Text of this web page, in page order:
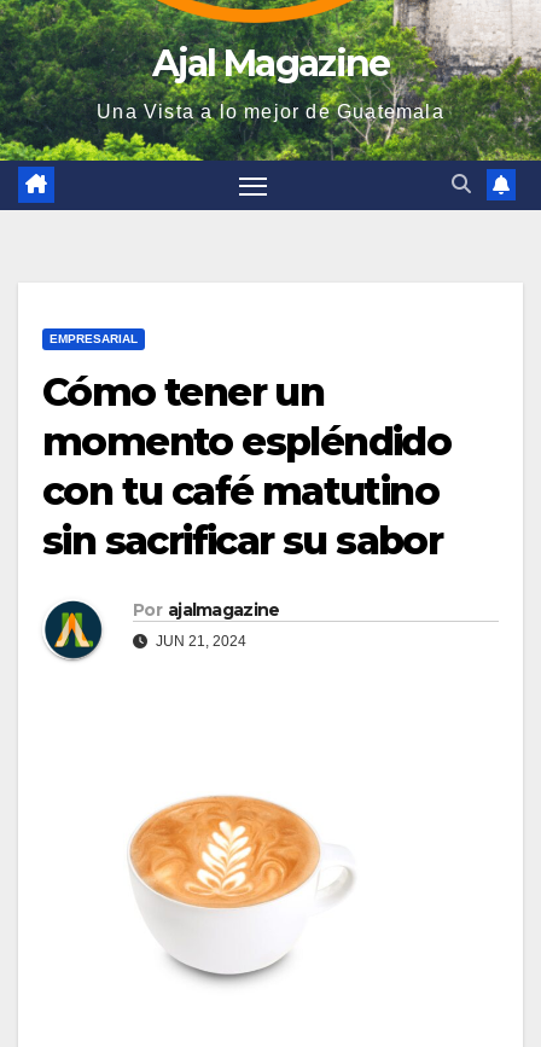
Ajal Magazine
Una Vista a lo mejor de Guatemala
EMPRESARIAL
Cómo tener un
momento espléndido
con tu café matutino
sin sacrificar su sabor
Por ajalmagazine
JUN 21, 2024